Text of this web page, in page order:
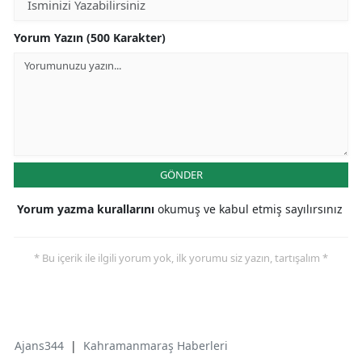
Yorum Yazın (500 Karakter)
GÖNDER
Yorum yazma kurallarını okumuş ve kabul etmiş sayılırsınız
* Bu içerik ile ilgili yorum yok, ilk yorumu siz yazın, tartışalım *
Ajans344 | Kahramanmaraş Haberleri